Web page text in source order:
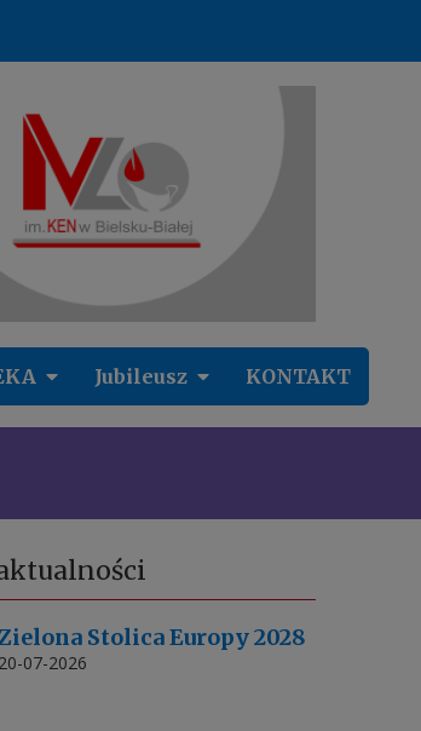
Jubileusz KONTAKT
Stolica Europy 2028
20-07-2026